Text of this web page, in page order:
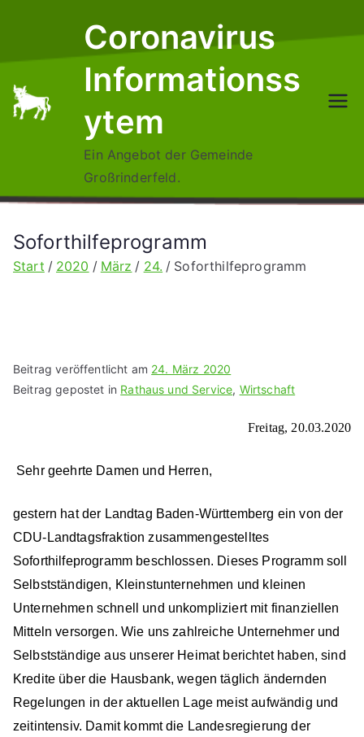
springen
Coronavirus
Informationss
ytem
Ein Angebot der Gemeinde
Großrinderfeld.
Soforthilfeprogramm
Start 2020 März 24. Soforthilfeprogramm
Beitrag veröffentlicht am 24. März 2020
Beitrag gepostet in Rathaus und Service, Wirtschaft
Freitag, 20.03.2020
Sehr geehrte Damen und Herren,
gestern hat der Landtag Baden-Württemberg ein von der
CDU-Landtagsfraktion zusammengestelltes
Soforthilfeprogramm beschlossen. Dieses Programm soll
Selbstständigen, Kleinstunternehmen und kleinen
Unternehmen schnell und unkompliziert mit finanziellen
Mitteln versorgen. Wie uns zahlreiche Unternehmer und
Selbstständige aus unserer Heimat berichtet haben, sind
Kredite über die Hausbank, wegen täglich ändernden
Regelungen in der aktuellen Lage meist aufwändig und
zeitintensiv. Damit kommt die Landesregierung der